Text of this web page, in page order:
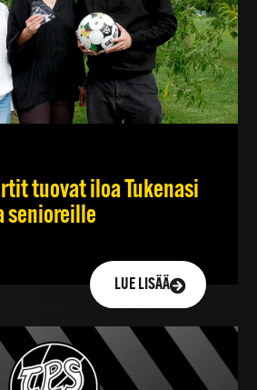
tuovat iloa Tukenasi
senioreille
LUE LISÄÄ